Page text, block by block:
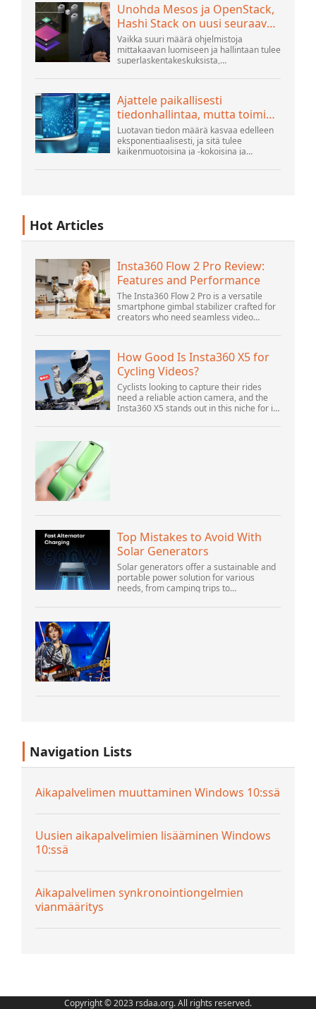
Unohda Mesos ja OpenStack,
Hashi Stack on uusi seuraava
alusta
Vaikka suuri määrä ohjelmistoja
mittakaavan luomiseen ja hallintaan tulee
superlaskentakeskuksista,
julkisista pilvirakentajista, ihmiset tekevät
Ajattele paikallisesti
tiedonhallintaa, mutta toimi
globaalisti
Luotavan tiedon määrä kasvaa edelleen
eksponentiaalisesti, ja sitä tulee
kaikenmuotoisina ja -kokoisina ja
jäsenneltyä ja - yhä enemmän -
Hot Articles
Insta360 Flow 2 Pro Review:
Features and Performance
The Insta360 Flow 2 Pro is a versatile
smartphone gimbal stabilizer crafted for
creators who need seamless video
for vlogging, live streaming, and video
How Good Is Insta360 X5 for
Cycling Videos?
Cyclists looking to capture their rides
need a reliable action camera, and the
Insta360 X5 stands out in this niche for its
Offering top-of-the-line 8K 360° video ca...
Top Mistakes to Avoid With
Solar Generators
Solar generators offer a sustainable and
portable power solution for various
needs, from camping trips to
increases, it’s vital to navigate common
Navigation Lists
Aikapalvelimen muuttaminen Windows 10:ssä
Uusien aikapalvelimien lisääminen Windows
10:ssä
Aikapalvelimen synkronointiongelmien
vianmääritys
Copyright © 2023 rsdaa.org. All rights reserved.